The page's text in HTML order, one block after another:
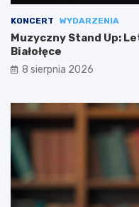
KONCERT WYDARZENIA
Muzyczny Stand Up:
Białołęce
8 sierpnia 2026